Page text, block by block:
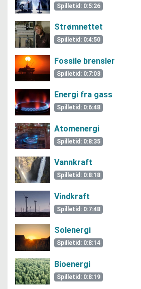
Spilletid: 0:5:26
Strømnettet
Spilletid: 0:4:50
Fossile brensler
Spilletid: 0:7:03
Energi fra gass
Spilletid: 0:6:48
Atomenergi
Spilletid: 0:8:35
Vannkraft
Spilletid: 0:8:18
Vindkraft
Spilletid: 0:7:48
Solenergi
Spilletid: 0:8:14
Bioenergi
Spilletid: 0:8:19